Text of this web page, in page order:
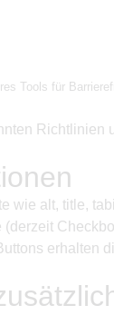
Tools für
Richtlinien
wie alt, title,
erhalten